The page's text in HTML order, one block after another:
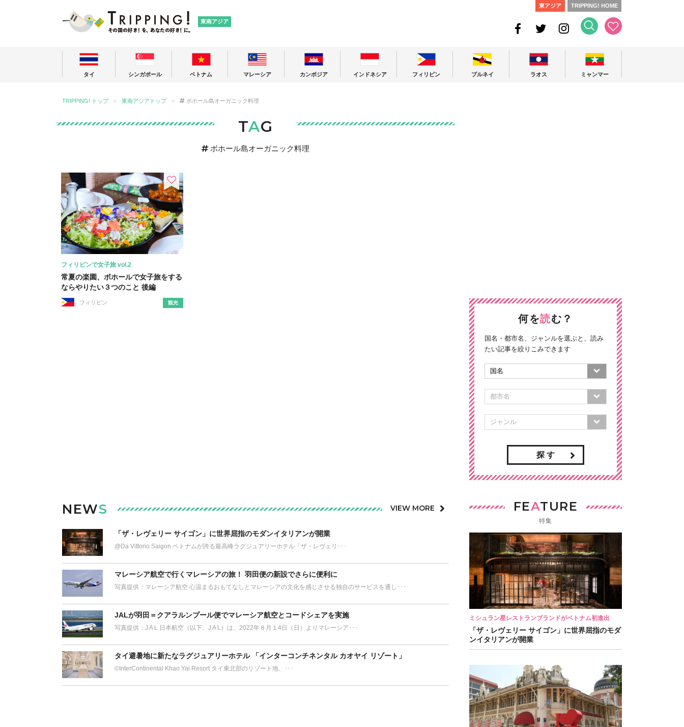
東南アジア
東アジア TRIPPING! HOME
タイ シンガポール ベトナム マレーシア カンボジア インドネシア フィリピン ブルネイ ラオス ミャンマー
TRIPPING! トップ 東南アジアトップ ボホール島オーガニック料理
TAG
ボホール島オーガニック料理
フィリピンで女子旅 vol.2
常夏の楽園、ボホールで女子旅をする
ならやりたい３つのこと 後編
フィリピン 観光
NEWS VIEW MORE
「ザ・レヴェリー サイゴン」に世界屈指のモダンイタリアンが開業
@Da Vittorio Saigon ベトナムが誇る最高峰ラグジュアリーホテル「ザ・レヴェリ･･･
マレーシア航空で行くマレーシアの旅！ 羽田便の新設でさらに便利に
写真提供：マレーシア航空 心温まるおもてなしとマレーシアの文化を感じさせる独自のサービスを通し･･･
JALが羽田＝クアラルンプール便でマレーシア航空とコードシェアを実施
写真提供：J A L 日本航空（以下、J A L）は、2022年８月１4日（日）よりマレーシア･･･
タイ避暑地に新たなラグジュアリーホテル 「インターコンチネンタル カオヤイ リゾート」
©︎InterContinental Khao Yai Resort タイ東北部のリゾート地、･･･
何を読む？
国名・都市名、ジャンルを選ぶと、読み
たい記事を絞りこみできます
探 す
FEATURE
特集
ミシュラン星レストランブランドがベトナム初進出
「ザ・レヴェリー サイゴン」に世界屈指のモダ
ンイタリアンが開業